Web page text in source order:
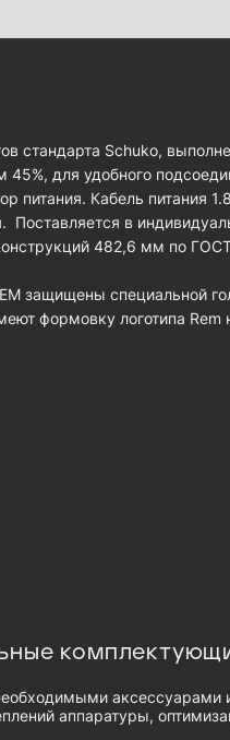
стандарта Schuko,
для удобного
питания. Кабель питания
Поставляется в
482,6 мм по
защищены специальной
формовку логотипа Rem
аппаратуры,